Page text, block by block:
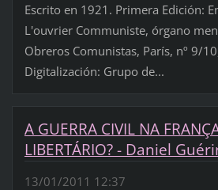
Escrito en 1921. Primera Edición:
L'ouvrier Communiste, órgano
Obreros Comunistas, París, nº 9/
Digitalización: Grupo de...
A GUERRA CIVIL NA
LIBERTÁRIO? - Daniel
13/01/2011 12:37